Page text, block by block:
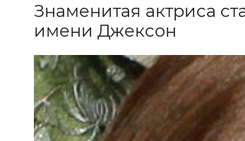
Знаменитая актриса
имени Джексон